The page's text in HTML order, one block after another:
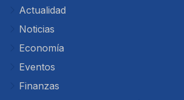
Actualidad
Noticias
Economía
Eventos
Finanzas